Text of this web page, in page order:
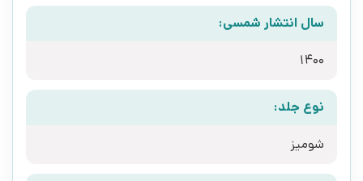
سال انتشار شمسی:
1400
نوع جلد:
شومیز